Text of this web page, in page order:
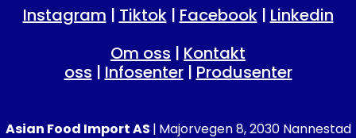
Instagram | Tiktok| Facebook| Linkedin
Om oss | Kontakt
oss | Infosenter| Produsenter
Asian Food Import AS | Majorvegen 8, 2030 Nannestad